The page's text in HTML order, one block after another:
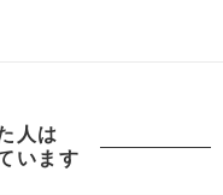
人は
います